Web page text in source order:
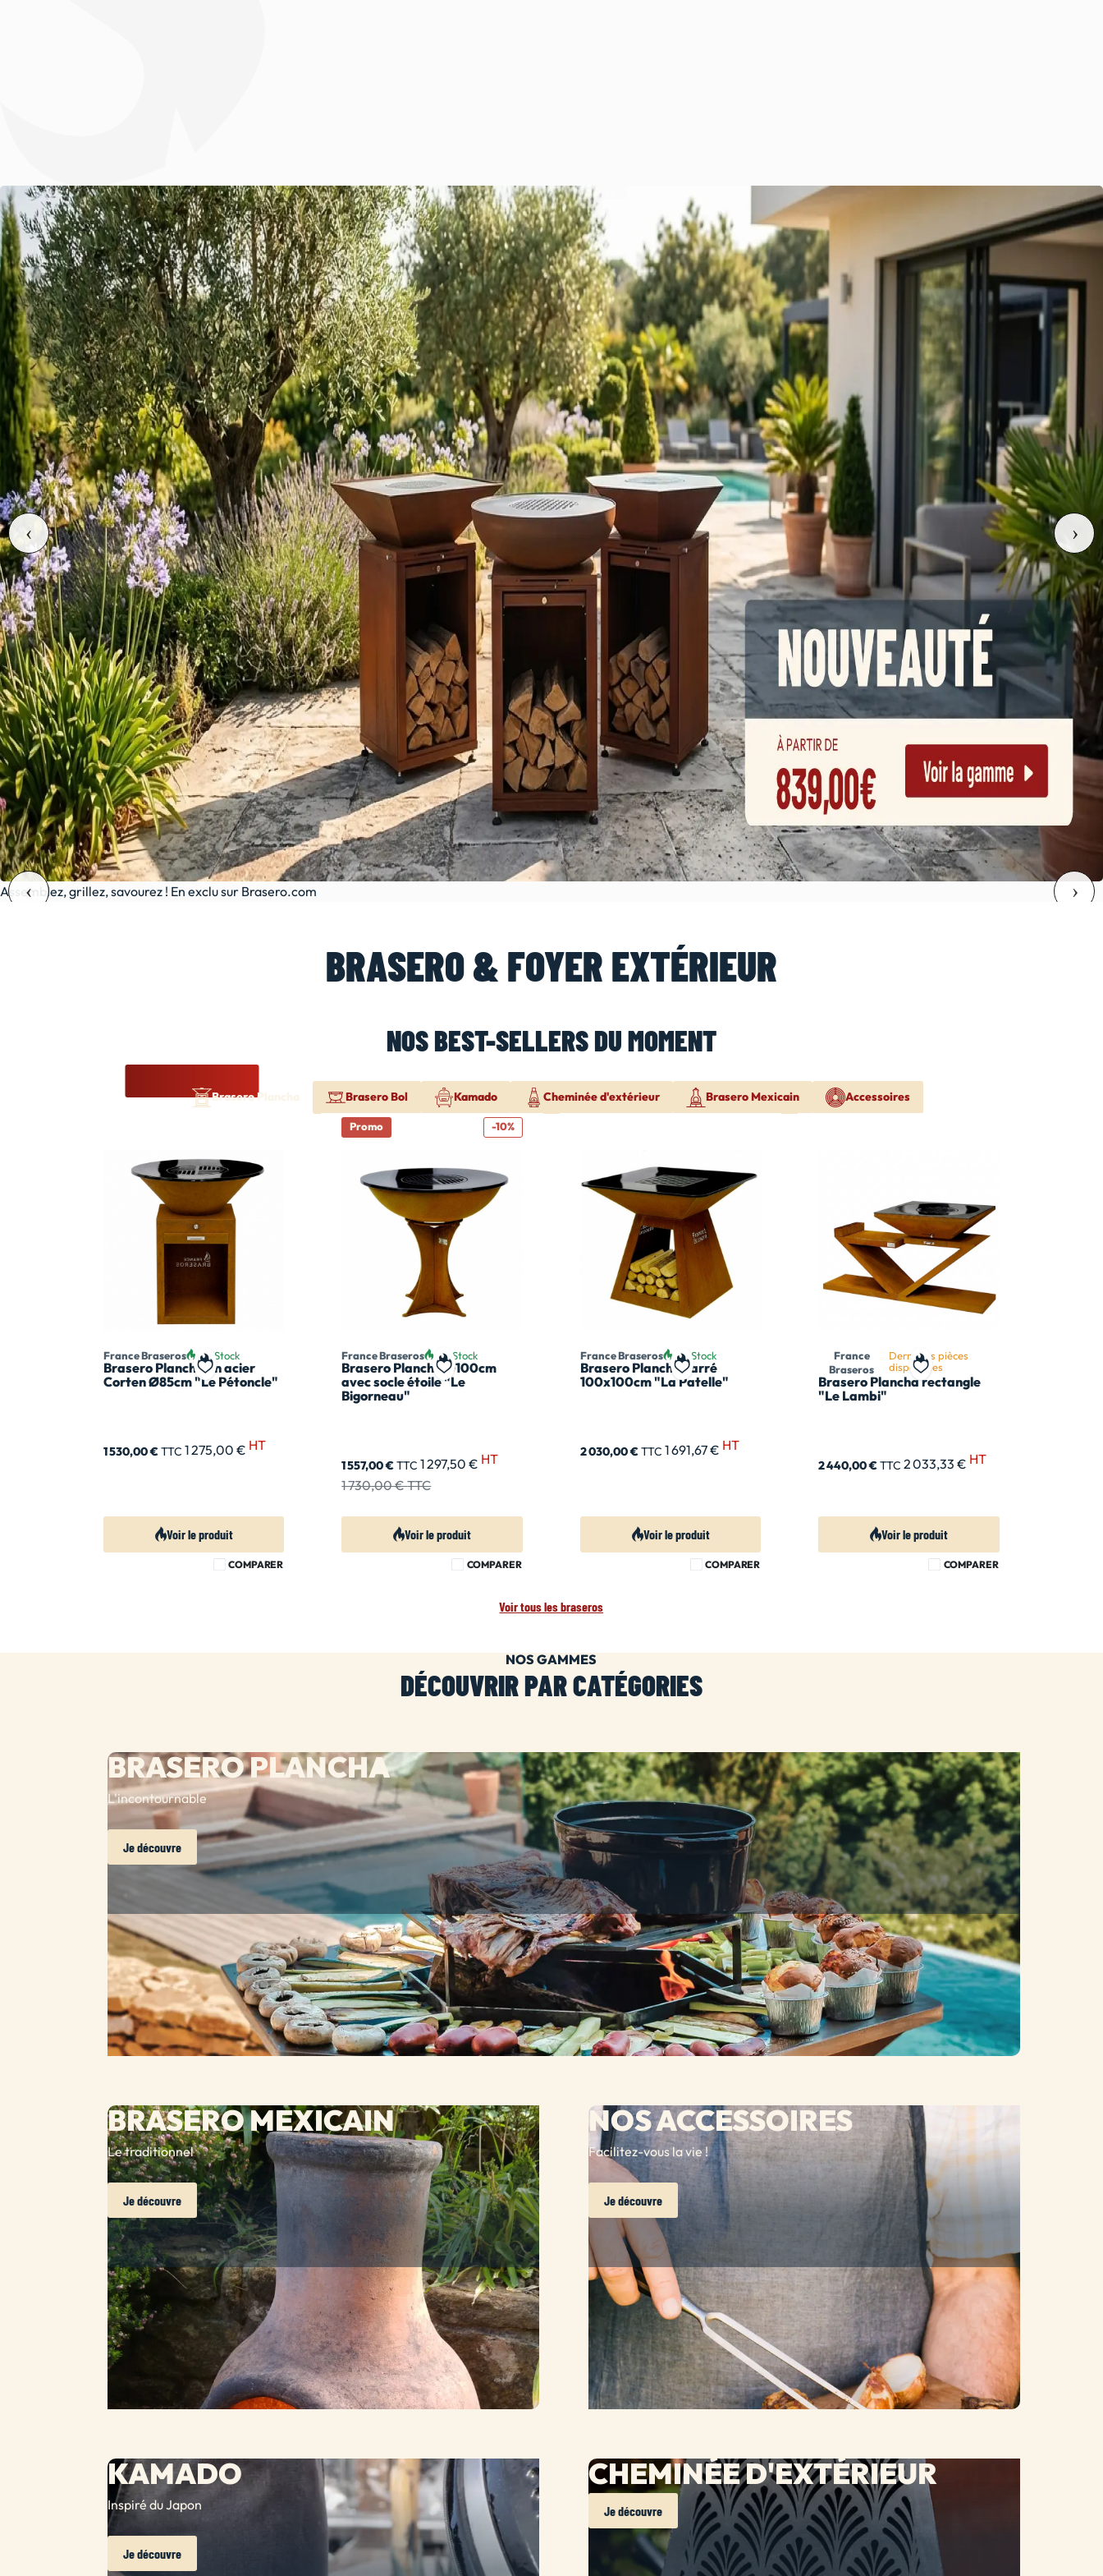
Assemblez, grillez, savourez ! En exclu sur Brasero.com
BRASERO & FOYER EXTÉRIEUR
NOS BEST-SELLERS DU MOMENT
Brasero Plancha Brasero Bol Kamado Cheminée d'extérieur Brasero Mexicain Accessoires
Ajouter à ma liste de souhait
France Braseros En Stock
Brasero Plancha en acier
Corten Ø85cm "Le Pétoncle"
1 530,00 €TTC 1 275,00 € HT
Voir le produit
COMPARER
Promo -10%
Ajouter à ma liste de souhait
France Braseros En Stock
Brasero Plancha Ø100cm
avec socle étoile "Le
Bigorneau"
1 557,00 €TTC 1 297,50 € HT
1 730,00 €TTC
Voir le produit
COMPARER
Ajouter à ma liste de souhait
France Braseros En Stock
Brasero Plancha carré
100x100cm "La Patelle"
2 030,00 €TTC 1 691,67 € HT
Voir le produit
COMPARER
Ajouter à ma liste de souhait
France
Braseros
Dernières pièces
disponibles
Brasero Plancha rectangle
"Le Lambi"
2 440,00 €TTC 2 033,33 € HT
Voir le produit
COMPARER
Voir tous les braseros
NOS GAMMES
DÉCOUVRIR PAR CATÉGORIES
BRASERO PLANCHA
L'incontournable
Je découvre
BRASERO MEXICAIN
Le traditionnel
Je découvre
NOS ACCESSOIRES
Facilitez-vous la vie !
Je découvre
KAMADO
Inspiré du Japon
Je découvre
CHEMINÉE D'EXTÉRIEUR
Je découvre